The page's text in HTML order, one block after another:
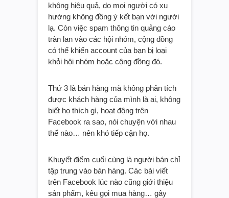
không hiệu quả, do mọi người có xu
hướng không đồng ý kết bạn với người
lạ. Còn việc spam thông tin quảng cáo
tràn lan vào các hội nhóm, cộng đồng
có thể khiến account của bạn bị loại
khỏi hội nhóm hoặc cộng đồng đó.
Thứ 3 là bán hàng mà không phân tích
được khách hàng của mình là ai, không
biết họ thích gì, hoạt động trên
Facebook ra sao, nói chuyện với nhau
thế nào… nên khó tiếp cận họ.
Khuyết điểm cuối cùng là người bán chỉ
tập trung vào bán hàng. Các bài viết
trên Facebook lúc nào cũng giới thiệu
sản phẩm, kêu gọi mua hàng… gây